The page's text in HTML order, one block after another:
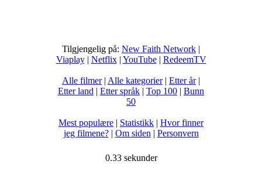
Tilgjengelig på: New Faith Network |
Viaplay| Netflix| YouTube| RedeemTV
Alle filmer| Alle kategorier| Etter år|
Etter land | Etter språk | Top 100 | Bunn
50
Mest populære | Statistikk | Hvor finner
jeg filmene?| Om siden | Personvern
0.33 sekunder